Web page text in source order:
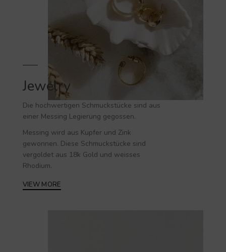
Jewelry
Die hochwertigen Schmuckstücke sind aus
einer Messing Legierung gegossen.
Messing wird aus Kupfer und Zink
gewonnen. Diese Schmuckstücke sind
vergoldet aus 18k Gold und weisses
Rhodium.
VIEW MORE